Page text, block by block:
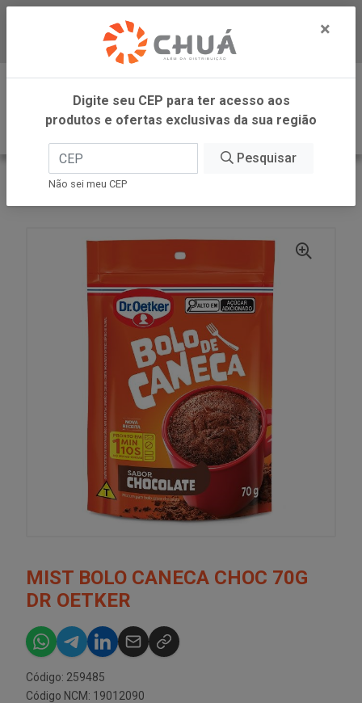
Baixe já nosso APP
0
INÍCIO
DR OETKER BRASIL
MIST BOLO CANECA CHOC 70G
DR OETKER
Código: 259485
Código NCM: 19012090
×
Digite seu CEP para ter acesso aos
produtos e ofertas exclusivas da sua região
Pesquisar
Não sei meu CEP